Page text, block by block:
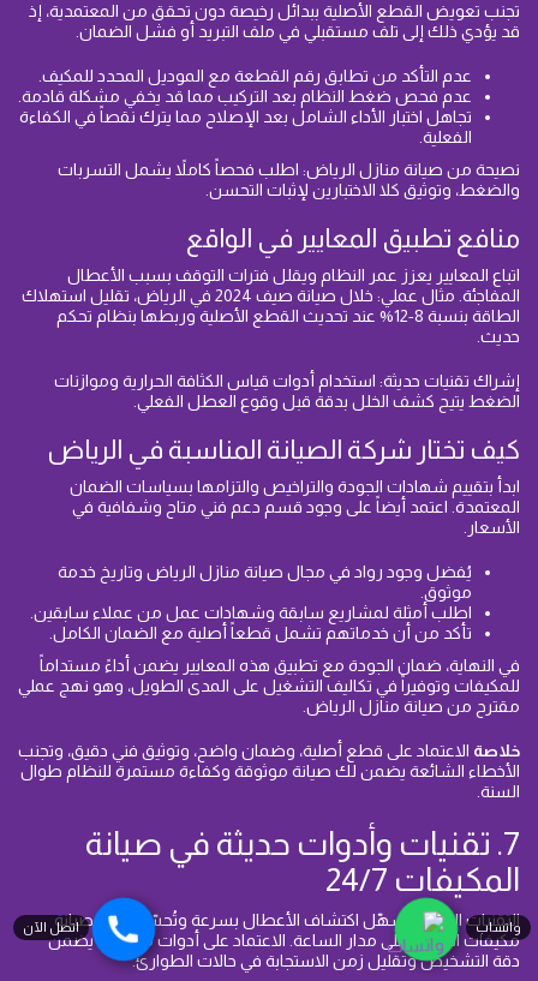
تجنب تعويض القطع الأصلية ببدائل رخيصة دون تحقق من المعتمدية، إذ
قد يؤدي ذلك إلى تلف مستقبلي في ملف التبريد أو فشل الضمان.
عدم التأكد من تطابق رقم القطعة مع الموديل المحدد للمكيف.
عدم فحص ضغط النظام بعد التركيب مما قد يخفي مشكلة قادمة.
تجاهل اختبار الأداء الشامل بعد الإصلاح مما يترك نقصاً في الكفاءة
الفعلية.
نصيحة من صيانة منازل الرياض: اطلب فحصاً كاملاً يشمل التسربات
والضغط، وتوثيق كلا الاختبارين لإثبات التحسن.
منافع تطبيق المعايير في الواقع
اتباع المعايير يعزز عمر النظام ويقلل فترات التوقف بسبب الأعطال
المفاجئة. مثال عملي: خلال صيانة صيف 2024 في الرياض، تقليل استهلاك
الطاقة بنسبة 8-12% عند تحديث القطع الأصلية وربطها بنظام تحكم
حديث.
إشراك تقنيات حديثة: استخدام أدوات قياس الكثافة الحرارية وموازنات
الضغط يتيح كشف الخلل بدقة قبل وقوع العطل الفعلي.
كيف تختار شركة الصيانة المناسبة في الرياض
ابدأ بتقييم شهادات الجودة والتراخيص والتزامها بسياسات الضمان
المعتمدة. اعتمد أيضاً على وجود قسم دعم فني متاح وشفافية في
الأسعار.
يُفضل وجود رواد في مجال صيانة منازل الرياض وتاريخ خدمة
موثوق.
اطلب أمثلة لمشاريع سابقة وشهادات عمل من عملاء سابقين.
تأكد من أن خدماتهم تشمل قطعاً أصلية مع الضمان الكامل.
في النهاية، ضمان الجودة مع تطبيق هذه المعايير يضمن أداءً مستداماً
للمكيفات وتوفيراً في تكاليف التشغيل على المدى الطويل، وهو نهج عملي
مقترح من صيانة منازل الرياض.
خلاصة الاعتماد على قطع أصلية، وضمان واضح، وتوثيق فني دقيق، وتجنب
الأخطاء الشائعة يضمن لك صيانة موثوقة وكفاءة مستمرة للنظام طوال
السنة.
7. تقنيات وأدوات حديثة في صيانة
المكيفات 24/7
التقنيات الحديثة تُسهّل اكتشاف الأعطال بسرعة وتُحسّن نتائج صيانة
مكيفات الرياض على مدار الساعة. الاعتماد على أدوات متطورة يضمن
دقة التشخيص وتقليل زمن الاستجابة في حالات الطوارئ.
واتساب اتصل الآن